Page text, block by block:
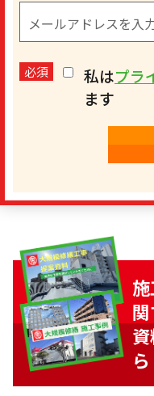
必須 私はプラ
ます
ら